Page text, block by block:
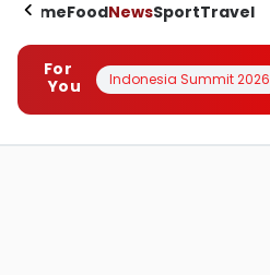
HomeFoodNewsSportTravel
For
You
Indonesia Summit 2026